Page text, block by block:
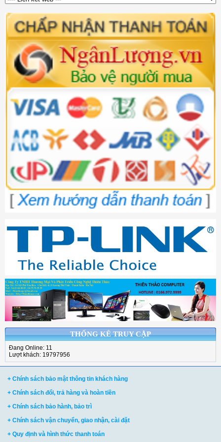
THỐNG KÊ TRUY CẬP
Đang Online: 11
Lượt khách: 19797956
+ Chính sách bảo mật thông tin khách hàng
+ Chính sách đổi, trả hàng và hoàn tiền
+ Chính sách bảo hành, bảo trì
+ Chính sách vận chuyển, giao nhận, cài đặt
+ Quy định và hình thức thanh toán